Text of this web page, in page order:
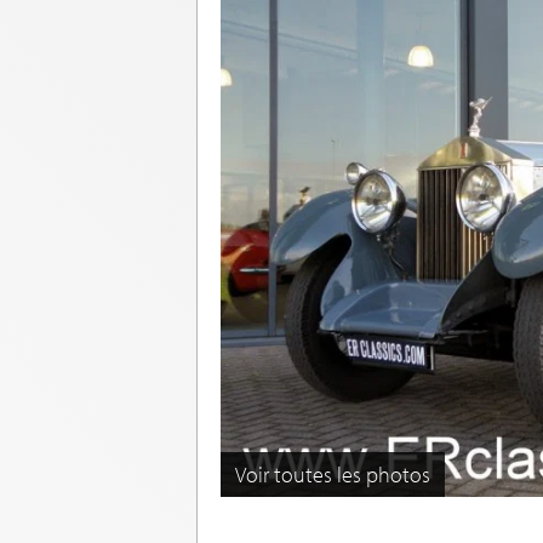
Voir toutes les photos